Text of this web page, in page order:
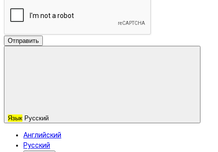
Отправить
Язык Русский
Английский
Русский